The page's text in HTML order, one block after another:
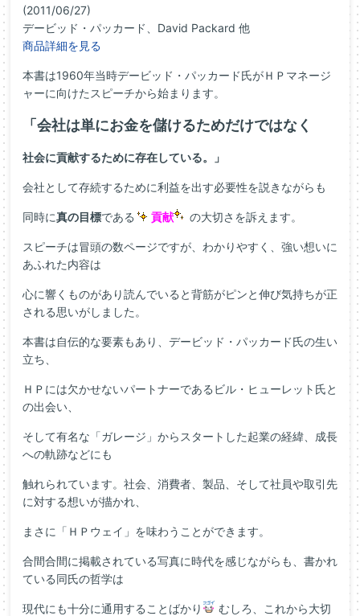
(2011/06/27)
デービッド・パッカード、David Packard 他
商品詳細を見る
本書は1960年当時デービッド・パッカード氏がＨＰマネージ
ャーに向けたスピーチから始まります。
「会社は単にお金を儲けるためだけではなく
社会に貢献するために存在している。」
会社として存続するために利益を出す必要性を説きながらも
同時に真の目標である 貢献 の大切さを訴えます。
スピーチは冒頭の数ページですが、わかりやすく、強い想いに
あふれた内容は
心に響くものがあり読んでいると背筋がピンと伸び気持ちが正
される思いがしました。
本書は自伝的な要素もあり、デービッド・パッカード氏の生い
立ち、
ＨＰには欠かせないパートナーであるビル・ヒューレット氏と
の出会い、
そして有名な「ガレージ」からスタートした起業の経緯、成長
への軌跡などにも
触れられています。社会、消費者、製品、そして社員や取引先
に対する想いが描かれ、
まさに「ＨＰウェイ」を味わうことができます。
合間合間に掲載されている写真に時代を感じながらも、書かれ
ている同氏の哲学は
現代にも十分に通用することばかり
むしろ、これから大切